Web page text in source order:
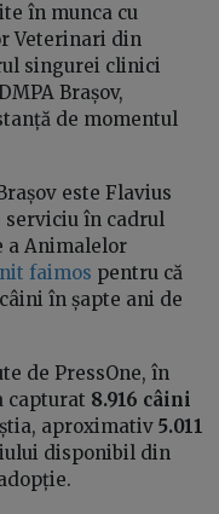
în munca cu
Veterinari din
singurei clinici
Brașov,
de momentul
este Flavius
serviciu în cadrul
a Animalelor
faimos pentru că
în șapte ani de
de PressOne, în
capturat 8.916 câini
aproximativ5.011
disponibil din